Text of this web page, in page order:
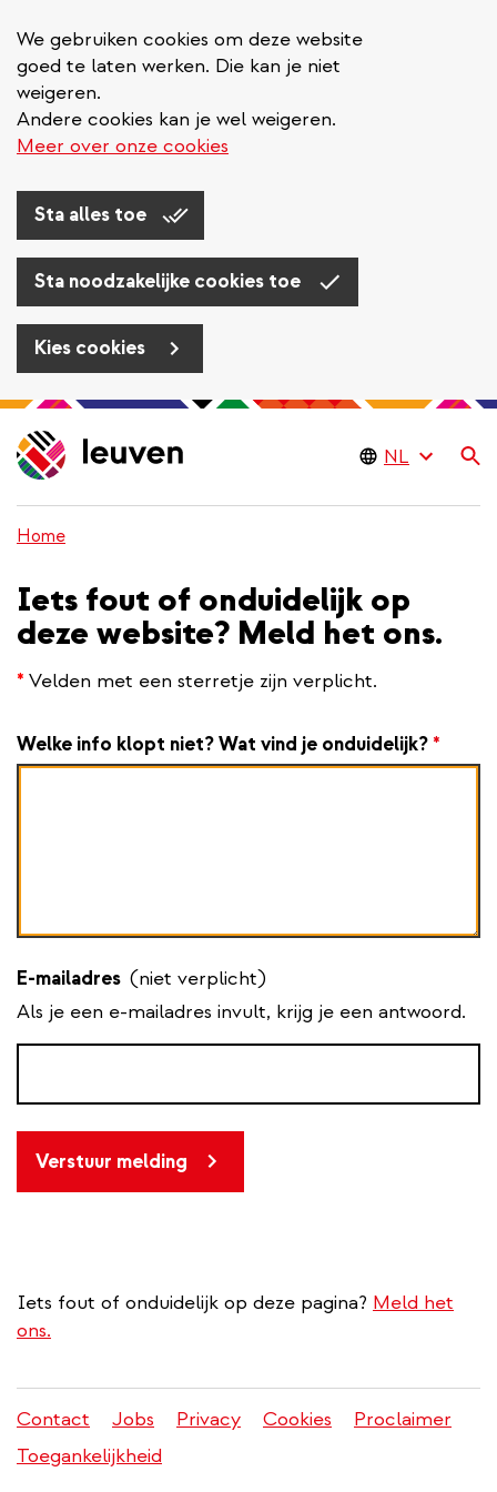
We gebruiken cookies om deze website
goed te laten werken. Die kan je niet
weigeren.
Andere cookies kan je wel weigeren.
Meer over onze cookies
Sta alles toe
Sta noodzakelijke cookies toe
Kies cookies
Overslaan
en
naar
gaan
Home
Iets fout of onduidelijk op
deze website? Meld het ons.
* Velden met een sterretje zijn verplicht.
Welke info klopt niet? Wat vind je onduidelijk? *
E-mailadres (niet verplicht)
Als je een e-mailadres invult, krijg je een antwoord.
Verstuur melding
Iets fout of onduidelijk op deze pagina? Meld het
ons.
Juridisch
menu
Contact Jobs Privacy Cookies
Proclaimer
Toegankelijkheid